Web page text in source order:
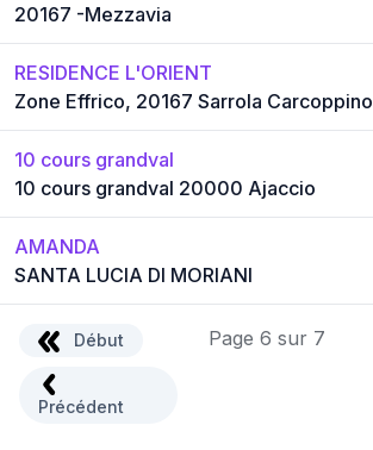
20167 -Mezzavia
RESIDENCE L'ORIENT
Zone Effrico, 20167 Sarrola Carcoppino
10 cours grandval
10 cours grandval 20000 Ajaccio
AMANDA
SANTA LUCIA DI MORIANI
Début
Précédent
Page 6 sur 7